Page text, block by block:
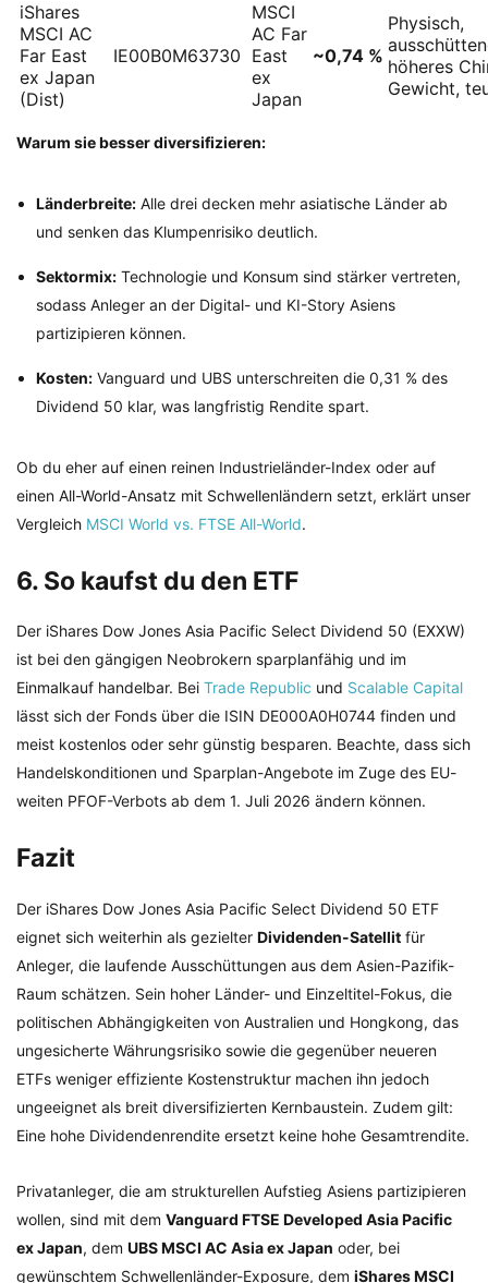
iShares
MSCI AC
Far East
ex Japan
(Dist)
IE00B0M63730
MSCI
AC Far
East
ex
Japan
~0,74 %
Physisch,
höheres
Gewicht,
Warum sie besser diversifizieren:
Länderbreite: Alle drei decken mehr asiatische Länder ab
und senken das Klumpenrisiko deutlich.
Sektormix: Technologie und Konsum sind stärker vertreten,
sodass Anleger an der Digital- und KI-Story Asiens
partizipieren können.
Kosten: Vanguard und UBS unterschreiten die 0,31 % des
Dividend 50 klar, was langfristig Rendite spart.
Ob du eher auf einen reinen Industrieländer-Index oder auf
einen All-World-Ansatz mit Schwellenländern setzt, erklärt unser
Vergleich MSCI World vs. FTSE All-World.
6. So kaufst du den ETF
Der iShares Dow Jones Asia Pacific Select Dividend 50 (EXXW)
ist bei den gängigen Neobrokern sparplanfähig und im
Einmalkauf handelbar. Bei Trade Republic und Scalable Capital
lässt sich der Fonds über die ISIN DE000A0H0744 finden und
meist kostenlos oder sehr günstig besparen. Beachte, dass sich
Handelskonditionen und Sparplan-Angebote im Zuge des EU-
weiten PFOF-Verbots ab dem 1. Juli 2026 ändern können.
Fazit
Der iShares Dow Jones Asia Pacific Select Dividend 50 ETF
eignet sich weiterhin als gezielter Dividenden-Satellit für
Anleger, die laufende Ausschüttungen aus dem Asien-Pazifik-
Raum schätzen. Sein hoher Länder- und Einzeltitel-Fokus, die
politischen Abhängigkeiten von Australien und Hongkong, das
ungesicherte Währungsrisiko sowie die gegenüber neueren
ETFs weniger effiziente Kostenstruktur machen ihn jedoch
ungeeignet als breit diversifizierten Kernbaustein. Zudem gilt:
Eine hohe Dividendenrendite ersetzt keine hohe Gesamtrendite.
Privatanleger, die am strukturellen Aufstieg Asiens partizipieren
wollen, sind mit dem Vanguard FTSE Developed Asia Pacific
ex Japan, dem UBS MSCI AC Asia ex Japan oder, bei
gewünschtem Schwellenländer-Exposure, dem iShares MSCI